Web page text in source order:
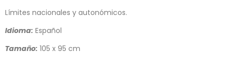
Límites nacionales y autonómicos.
Idioma: Español
Tamaño: 105 x 95 cm